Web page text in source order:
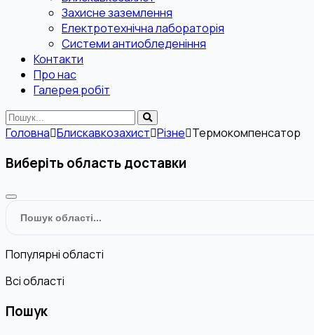
Захисне заземлення
Електротехнічна лабораторія
Системи антиобледеніння
Контакти
Про нас
Галерея робіт
Головна Блискавкозахист Різне Термокомпенсатор
Виберіть область доставки
Популярні області
Всі області
Пошук